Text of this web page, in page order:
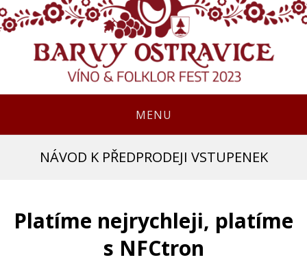
MENU
NÁVOD K PŘEDPRODEJI VSTUPENEK
Platíme nejrychleji, platíme
s NFCtron